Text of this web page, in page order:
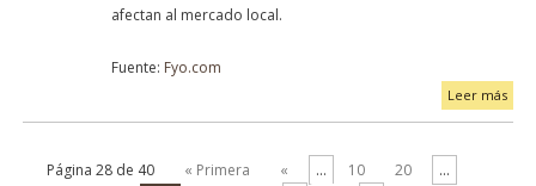
afectan al mercado local.
Fuente: Fyo.com
Leer más
Página 28 de 40 « Primera « ... 10 20
...